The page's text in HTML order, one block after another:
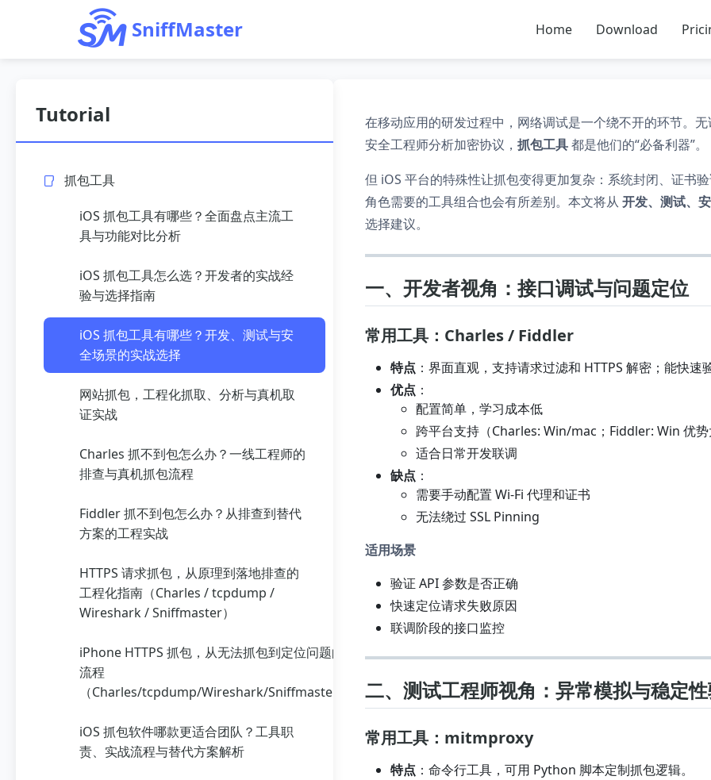
SniffMaster Home Download
Tutorial
抓包工具
iOS 抓包工具有哪些？全面盘点主流工
具与功能对比分析
iOS 抓包工具怎么选？开发者的实战经
验与选择指南
iOS 抓包工具有哪些？开发、测试与安
全场景的实战选择
网站抓包，工程化抓取、分析与真机取
证实战
Charles 抓不到包怎么办？一线工程师的
排查与真机抓包流程
Fiddler 抓不到包怎么办？从排查到替代
方案的工程实战
HTTPS 请求抓包，从原理到落地排查的
工程化指南（Charles / tcpdump /
Wireshark / Sniffmaster）
iPhone HTTPS 抓包，从无法抓包到定位问题的
流程
（Charles/tcpdump/Wireshark/Sniffmaster）
iOS 抓包软件哪款更适合团队？工具职
责、实战流程与替代方案解析
在移动应用的研发过程中，网络调试是一个绕不开的环节。
安全工程师分析加密协议， 抓包工具都是他们的“必备利器”。
但 iOS 平台的特殊性让抓包变得更加复杂：系统封闭、证书
角色需要的工具组合也会有所差别。本文将从 开发、测试、
选择建议。
一、开发者视角：接口调试与问题定位
常用工具：Charles / Fiddler
特点 ：界面直观，支持请求过滤和 HTTPS 解密；能快速
优点 ：
配置简单，学习成本低
跨平台支持（Charles: Win/mac；Fiddler: Win 优
适合日常开发联调
缺点 ：
需要手动配置 Wi-Fi 代理和证书
无法绕过 SSL Pinning
适用场景
验证 API 参数是否正确
快速定位请求失败原因
联调阶段的接口监控
二、测试工程师视角：异常模拟与稳定
常用工具：mitmproxy
特点 ：命令行工具，可用 Python 脚本定制抓包逻辑。